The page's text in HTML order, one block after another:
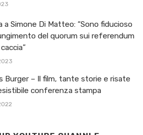
a Simone Di Matteo: “Sono fiducioso
del quorum sui referendum
Burger – Il film, tante storie e risate
conferenza stampa